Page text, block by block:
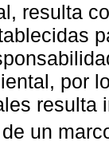
resulta
por
resulta
un